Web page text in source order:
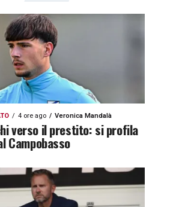
4 ore ago Veronica Mandalà
verso il prestito: si profila
Campobasso